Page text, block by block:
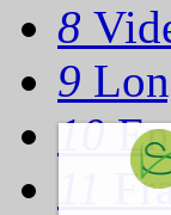
8
9
10